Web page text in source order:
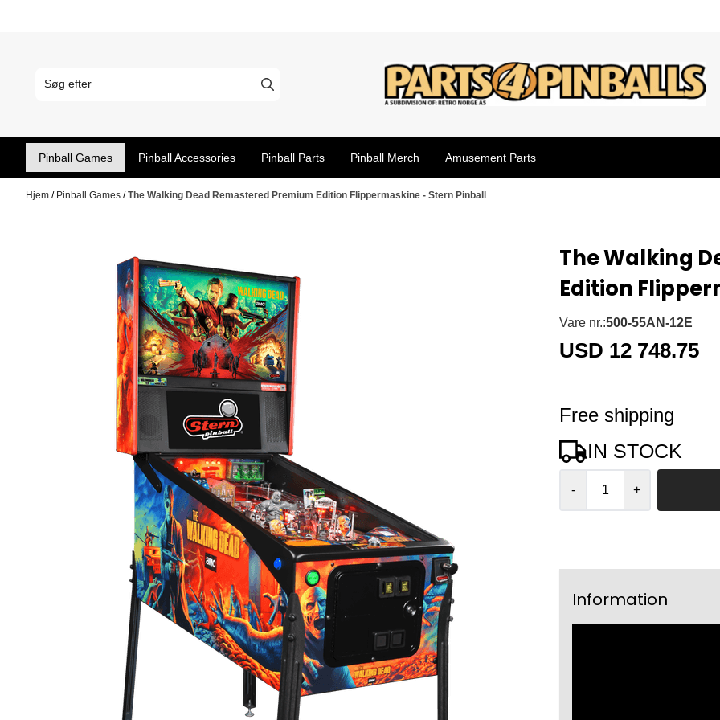
Pinball Games Pinball Accessories Pinball Parts Pinball Merch Amusement Parts
Hjem / Pinball Games /The Walking Dead Remastered Premium Edition Flippermaskine - Stern Pinball
The Walking
Edition
Vare nr.:500-55AN-12E
USD 12 748.75
Free shipping
IN STOCK
- +
Information